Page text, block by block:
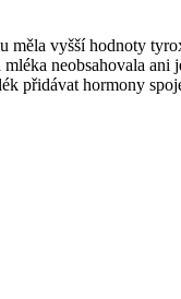
vyšší hodnoty
neobsahovala ani
přidávat hormony